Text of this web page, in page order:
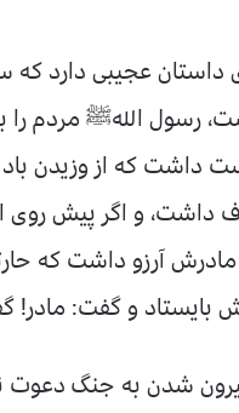
داستان عجیبی دارد كه
رسول اللهﷺ مردم
داشت كه از وزیدن
داشت، و اگر پیش روی
آرزو داشت كه
بایستاد و گفت:
شدن به جنگ دعوت